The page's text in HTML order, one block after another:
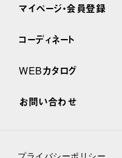
マイページ・会員登録
コーディネート
WEBカタログ
お問い合わせ
プライバシーポリシー